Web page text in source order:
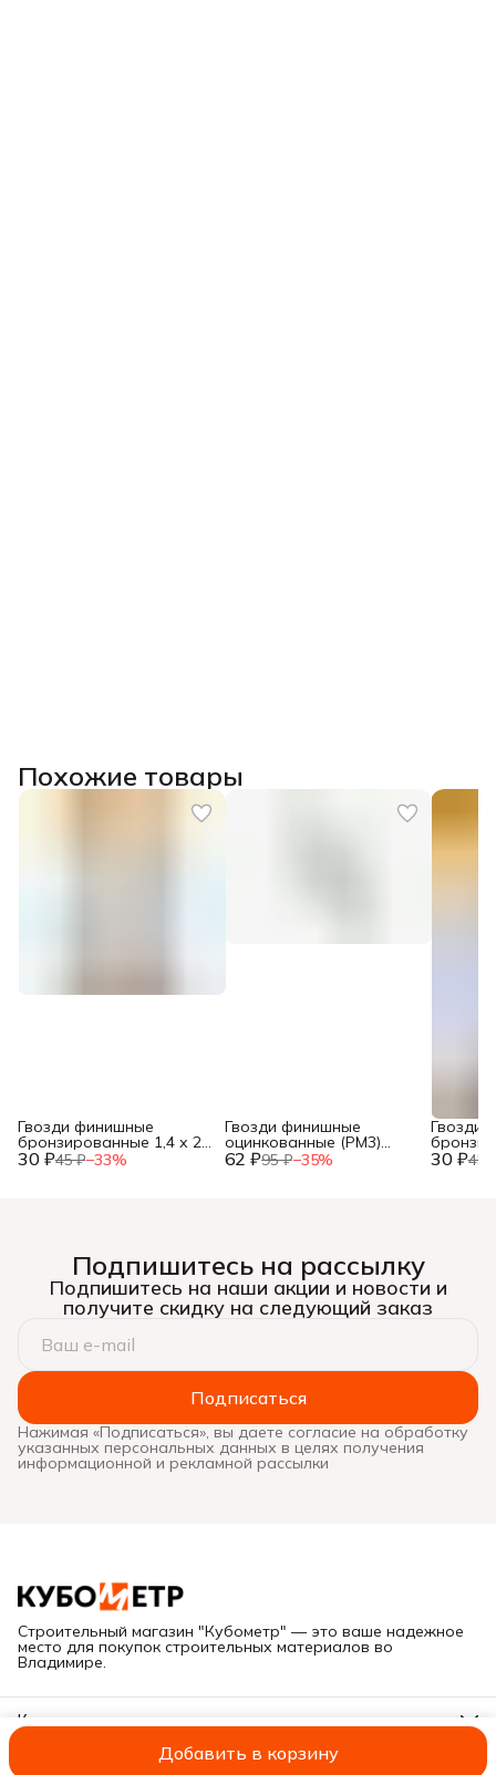
Добавить в корзину
Похожие товары
30 ₽45 ₽−33%
Гвозди финишные
бронзированные 1,4 х 25
(фасовка 30 шт.) 62 ₽95 ₽−35%
Гвозди финишные
оцинкованные (РМ3)
1,8х40 120 гр. (фасовка) 30 ₽45
Гвозди
Подпишитесь на рассылку
Подпишитесь на наши акции и новости и
получите скидку на следующий заказ
Подписаться
Нажимая «Подписаться», вы даете согласие на обработку
указанных персональных данных в целях получения
информационной и рекламной рассылки
Строительный магазин "Кубометр" — это ваше надежное
место для покупок строительных материалов во
Владимире.
Контакты
Г. Владимир, ул. Куйбышева, дом 28Е